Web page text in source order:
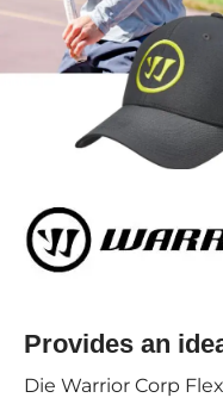
Provides an
Die Warrior Corp